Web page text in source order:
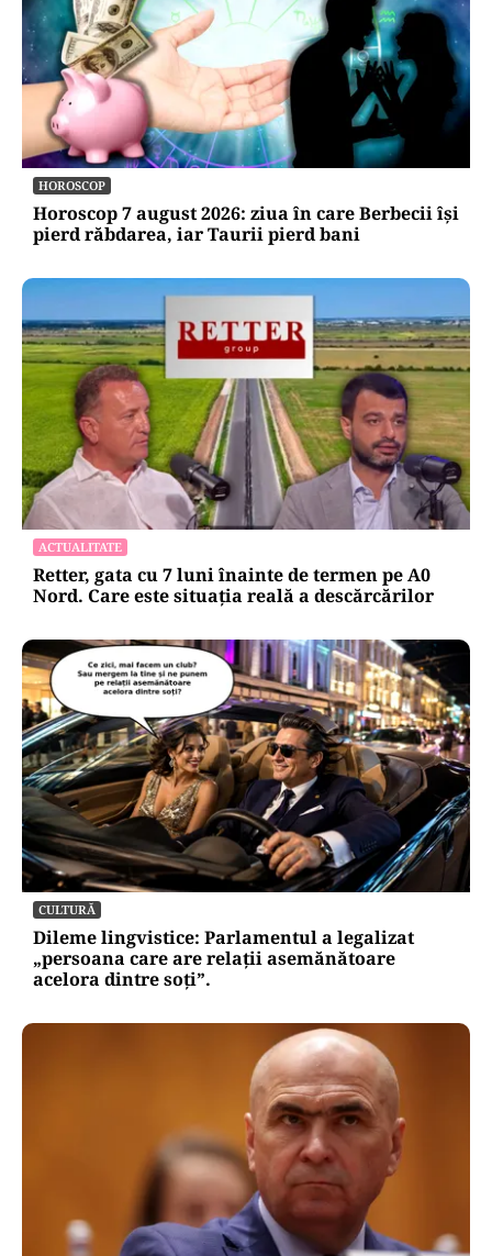
HOROSCOP
Horoscop 7 august 2026: ziua în care Berbecii își
pierd răbdarea, iar Taurii pierd bani
ACTUALITATE
Retter, gata cu 7 luni înainte de termen pe A0
Nord. Care este situația reală a descărcărilor
CULTURĂ
Dileme lingvistice: Parlamentul a legalizat
„persoana care are relații asemănătoare
acelora dintre soți”.